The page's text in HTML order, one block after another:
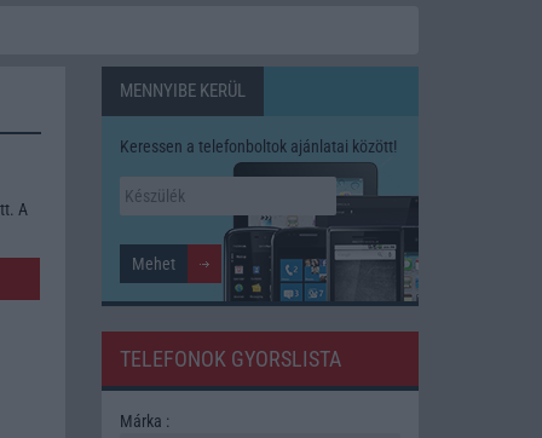
A
MENNYIBE KERÜL
Keressen a telefonboltok ajánlatai között!
TELEFONOK GYORSLISTA
Márka :